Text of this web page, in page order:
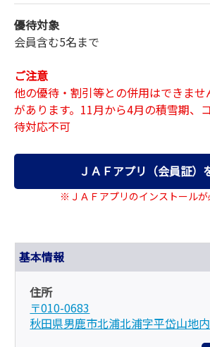
優待対象
会員含む5名まで
ご注意
他の優待・割引等との併用はできま
があります。11月から4月の積雪期、
待対応不可
ＪＡＦアプリ（会員証）
※ＪＡＦアプリのインストールが
基本情報
住所
〒010-0683
秋田県男鹿市北浦北浦字平岱山地内